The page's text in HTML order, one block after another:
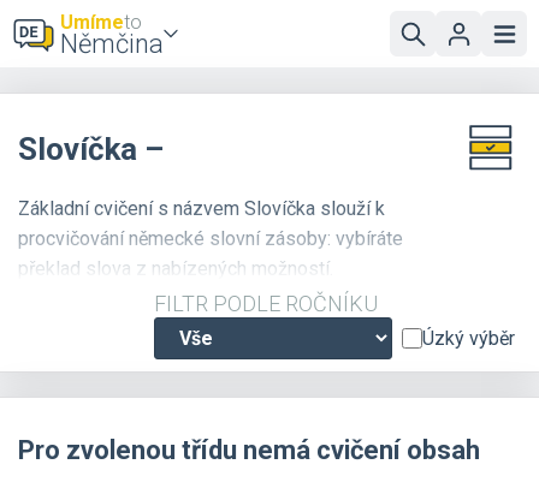
Umímeto
Němčina
Slovíčka –
Základní cvičení s názvem Slovíčka slouží k
procvičování německé slovní zásoby: vybíráte
překlad slova z nabízených možností.
zapnout zvuk , u většiny slovíček
je k dispozici i zvuková nahrávka se správnou
FILTR PODLE ROČNÍKU
Úzký výběr
Pro zvolenou třídu nemá cvičení obsah